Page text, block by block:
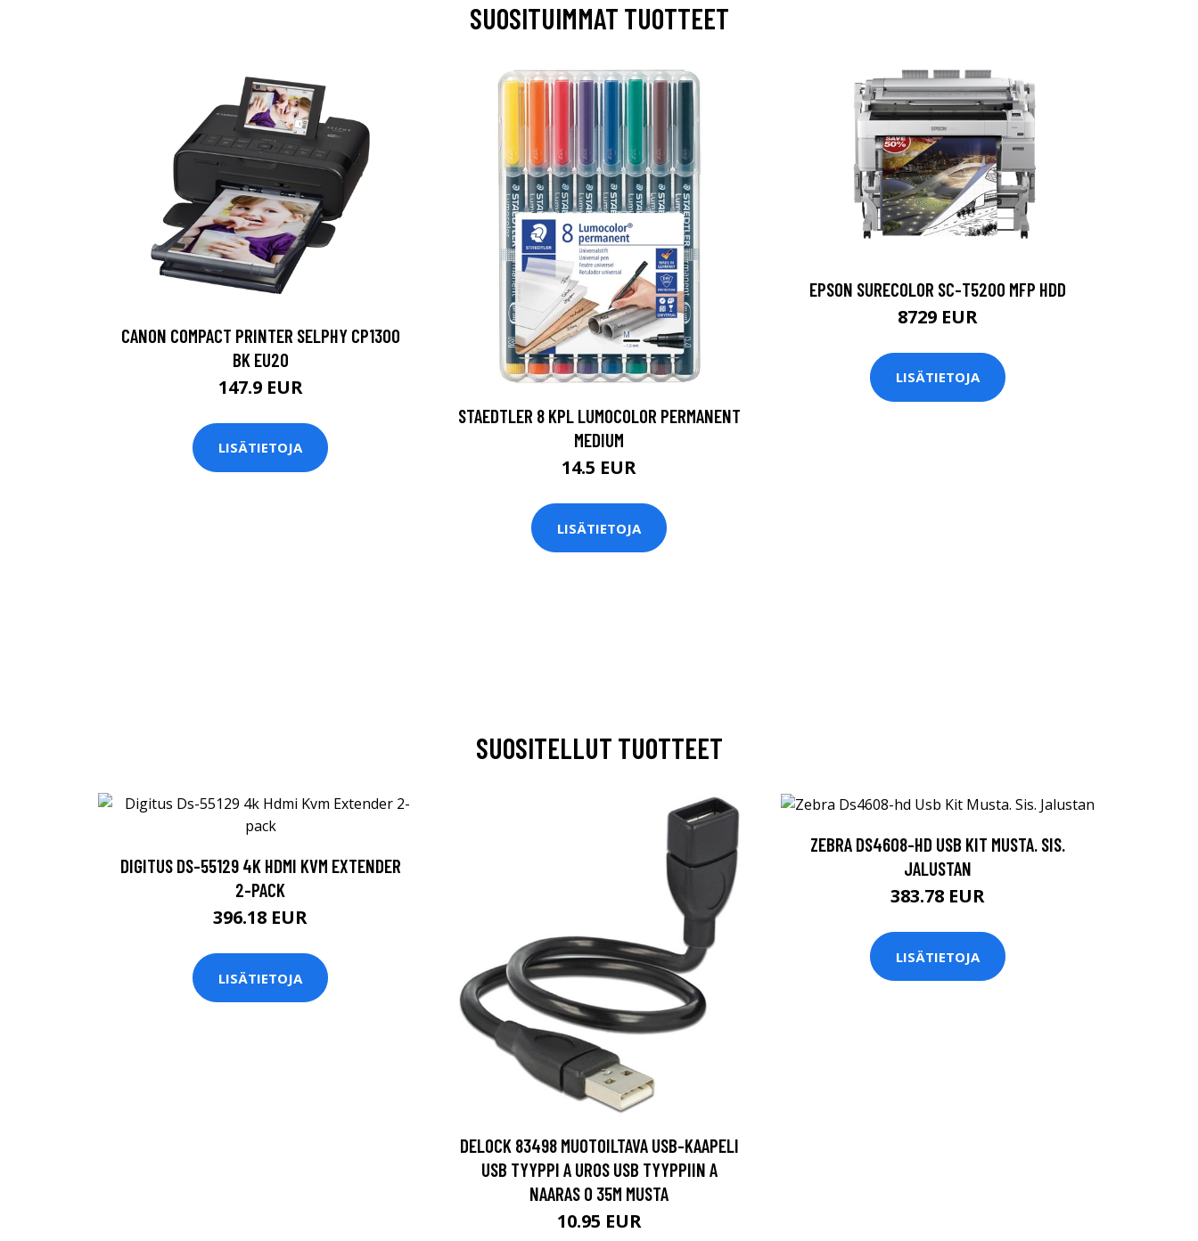
SUOSITUIMMAT TUOTTEET
CANON COMPACT PRINTER SELPHY CP1300
BK EU20
147.9 EUR
LISÄTIETOJA
STAEDTLER 8 KPL LUMOCOLOR PERMANENT
MEDIUM
14.5 EUR
LISÄTIETOJA
EPSON SURECOLOR SC-T5200 MFP HDD
8729 EUR
LISÄTIETOJA
SUOSITELLUT TUOTTEET
DIGITUS DS-55129 4K HDMI KVM EXTENDER
2-PACK
396.18 EUR
LISÄTIETOJA
DELOCK 83498 MUOTOILTAVA USB-KAAPELI
USB TYYPPI A UROS USB TYYPPIIN A
NAARAS 0 35M MUSTA
10.95 EUR
ZEBRA DS4608-HD USB KIT MUSTA. SIS.
JALUSTAN
383.78 EUR
LISÄTIETOJA